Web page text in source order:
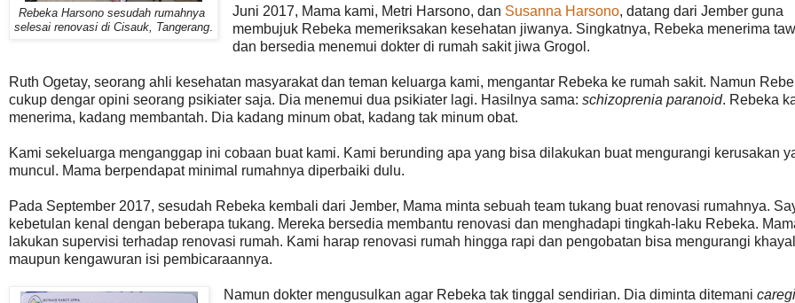
Rebeka Harsono sesudah rumahnya
selesai renovasi di Cisauk, Tangerang
Juni 2017, Mama kami, Metri Harsono, dan Susanna Harsono, datang dari Jember guna
membujuk Rebeka memeriksakan kesehatan jiwanya. Singkatnya, Rebeka menerima
dan bersedia menemui dokter di rumah sakit jiwa Grogol.
Ruth Ogetay, seorang ahli kesehatan masyarakat dan teman keluarga kami, mengantar Rebeka ke rumah sakit. Namun
cukup dengar opini seorang psikiater saja. Dia menemui dua psikiater lagi. Hasilnya sama: schizoprenia paranoid. Rebeka
menerima, kadang membantah. Dia kadang minum obat, kadang tak minum obat.
Kami sekeluarga menganggap ini cobaan buat kami. Kami berunding apa yang bisa dilakukan buat mengurangi kerusakan
muncul. Mama berpendapat minimal rumahnya diperbaiki dulu.
Pada September 2017, sesudah Rebeka kembali dari Jember, Mama minta sebuah team tukang buat renovasi rumahnya.
kebetulan kenal dengan beberapa tukang. Mereka bersedia membantu renovasi dan menghadapi tingkah-laku Rebeka.
lakukan supervisi terhadap renovasi rumah. Kami harap renovasi rumah hingga rapi dan pengobatan bisa mengurangi
maupun kengawuran isi pembicaraannya.
Namun dokter mengusulkan agar Rebeka tak tinggal sendirian. Dia diminta ditemani